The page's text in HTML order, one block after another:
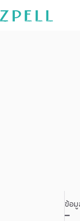
แผนผังร้านค้า
ข้อ
–